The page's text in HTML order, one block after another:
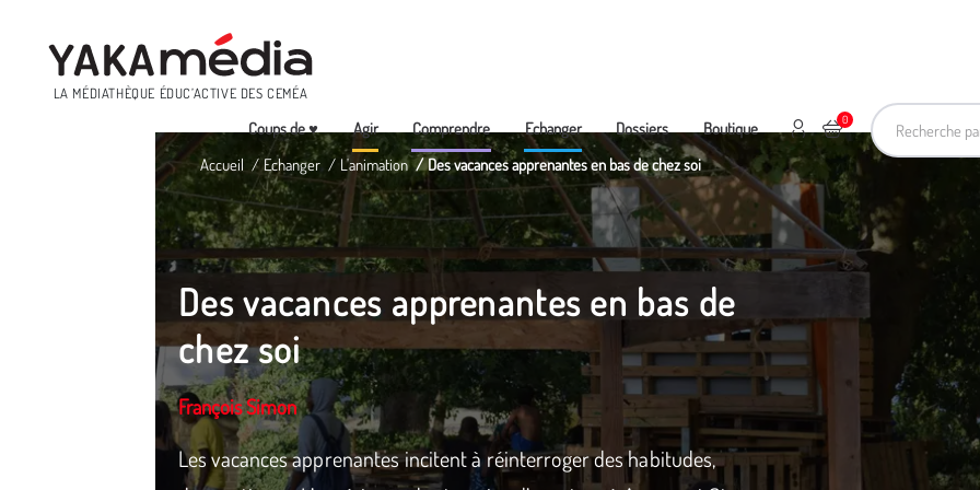
LA MÉDIATHÈQUE ÉDUC’ACTIVE DES CEMÉA
Recherche
Menu
Coups de ♥ Agir Comprendre Echanger Dossiers Boutique 0
Ajouter au panier
Mon compte
Accueil Echanger L'animation Des vacances apprenantes en bas de chez soi
Des vacances apprenantes en bas de
chez soi
François Simon
Les vacances apprenantes incitent à réinterroger des habitudes,